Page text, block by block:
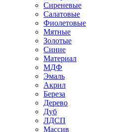
Сиреневые
Салатовые
Фиолетовые
Мятные
Золотые
Синие
Материал
МДФ
Эмаль
Акрил
Береза
Дерево
Дуб
ЛДСП
Массив